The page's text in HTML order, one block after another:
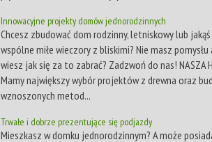
Innowacyjne projekty domów jednorodzinnych
Chcesz zbudować dom rodzinny, letniskowy lub
wspólne miłe wieczory z bliskimi? Nie masz
wiesz jak się za to zabrać? Zadzwoń do nas! NASZA
Mamy największy wybór projektów z drewna oraz
wznoszonych metod...
Trwałe i dobrze prezentujące się podjazdy
Mieszkasz w domku jednorodzinnym? A może